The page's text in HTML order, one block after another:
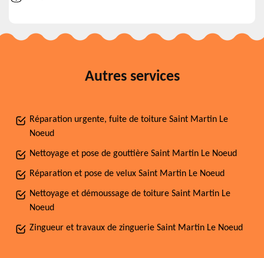
Autres services
Réparation urgente, fuite de toiture Saint Martin Le
Noeud
Nettoyage et pose de gouttière Saint Martin Le Noeud
Réparation et pose de velux Saint Martin Le Noeud
Nettoyage et démoussage de toiture Saint Martin Le
Noeud
Zingueur et travaux de zinguerie Saint Martin Le Noeud